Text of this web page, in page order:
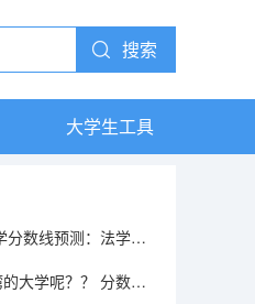
搜索
大学生工具
2026年中国政法大学分数线预测：法学界的黄埔军校
大陆学生怎么考台湾的大学呢？？ 分数线又是怎样的？？ 考取难度高不高？